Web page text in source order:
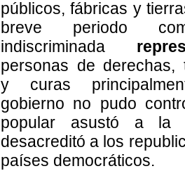
públicos, fábricas y
breve periodo
indiscriminada
personas de derechas,
y curas
gobierno no pudo
popular asustó a la
desacreditó a los
países democráticos.